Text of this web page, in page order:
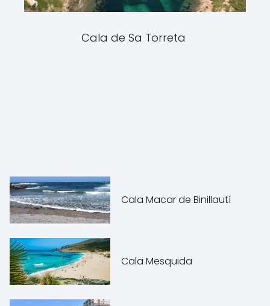
Cala de Sa Torreta
Cala Macar de Binillautí
Cala Mesquida